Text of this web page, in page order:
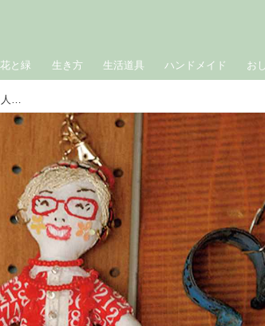
花と緑 生き方 生活道具 ハンドメイド お
84歳の現役フードコーディネーター・祐成陽子さんに聞く人生訓。「口角をあげて笑顔でいましょう」